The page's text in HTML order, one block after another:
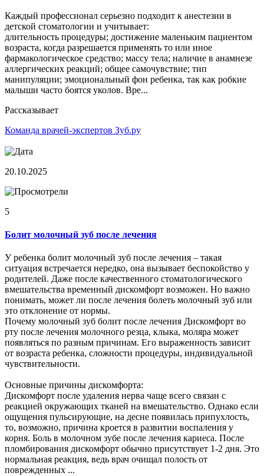
Каждый профессионал серьезно подходит к анестезии в
детской стоматологии и учитывает:
длительность процедуры; достижение маленьким пациентом
возраста, когда разрешается применять то или иное
фармакологическое средство; массу тела; наличие в анамнезе
аллергических реакций; общее самочувствие; тип
манипуляции; эмоциональный фон ребенка, так как робкие
малыши часто боятся уколов. Вре...
Рассказывает
Команда врачей-экспертов Зуб.ру
20.10.2025
5
Болит молочный зуб после лечения
У ребенка болит молочный зуб после лечения – такая
ситуация встречается нередко, она вызывает беспокойство у
родителей. Даже после качественного стоматологического
вмешательства временный дискомфорт возможен. Но важно
понимать, может ли после лечения болеть молочный зуб или
это отклонение от нормы.
Почему молочный зуб болит после лечения Дискомфорт во
рту после лечения молочного резца, клыка, моляра может
появляться по разным причинам. Его выраженность зависит
от возраста ребенка, сложности процедуры, индивидуальной
чувствительности.
Основные причины дискомфорта:
Дискомфорт после удаления нерва чаще всего связан с
реакцией окружающих тканей на вмешательство. Однако если
ощущения пульсирующие, на десне появилась припухлость,
то, возможно, причина кроется в развитии воспаления у
корня. Боль в молочном зубе после лечения кариеса. После
пломбирования дискомфорт обычно присутствует 1-2 дня. Это
нормальная реакция, ведь врач очищал полость от
поврежденных ...